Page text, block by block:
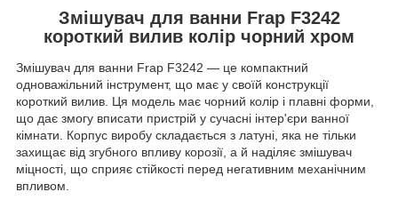
Змішувач для ванни Frap F3242
короткий вилив колір чорний хром
Змішувач для ванни Frap F3242 — це компактний
одноважільний інструмент, що має у своїй конструкції
короткий вилив. Ця модель має чорний колір і плавні форми,
що дає змогу вписати пристрій у сучасні інтер'єри ванної
кімнати. Корпус виробу складається з латуні, яка не тільки
захищає від згубного впливу корозії, а й наділяє змішувач
міцності, що сприяє стійкості перед негативним механічним
впливом.